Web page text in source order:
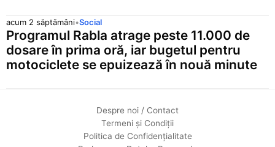
acum 2 săptămâni•Social
Programul Rabla atrage peste 11.000 de
dosare în prima oră, iar bugetul pentru
motociclete se epuizează în nouă minute
Despre noi / Contact
Termeni și Condiții
Politica de Confidențialitate